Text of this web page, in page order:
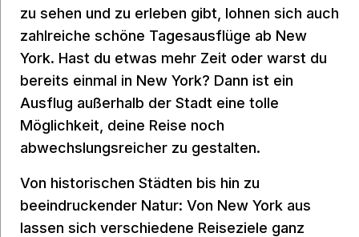
zu sehen und zu erleben gibt, lohnen sich auch
zahlreiche schöne Tagesausflüge ab New
York. Hast du etwas mehr Zeit oder warst du
bereits einmal in New York? Dann ist ein
Ausflug außerhalb der Stadt eine tolle
Möglichkeit, deine Reise noch
abwechslungsreicher zu gestalten.
Von historischen Städten bis hin zu
beeindruckender Natur: Von New York aus
lassen sich verschiedene Reiseziele ganz